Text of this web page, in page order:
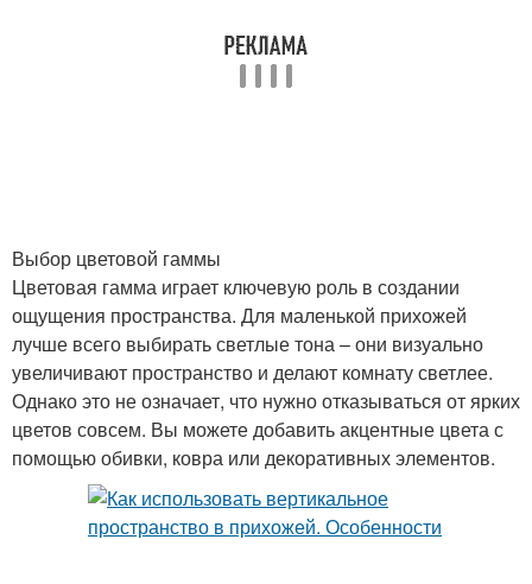
Выбор цветовой гаммы
Цветовая гамма играет ключевую роль в создании
ощущения пространства. Для маленькой прихожей
лучше всего выбирать светлые тона – они визуально
увеличивают пространство и делают комнату светлее.
Однако это не означает, что нужно отказываться от ярких
цветов совсем. Вы можете добавить акцентные цвета с
помощью обивки, ковра или декоративных элементов.